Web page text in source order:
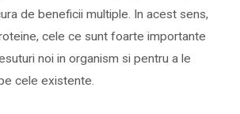
de beneficii multiple. In acest sens,
cele ce sunt foarte importante
noi in organism si pentru a le
cele existente.